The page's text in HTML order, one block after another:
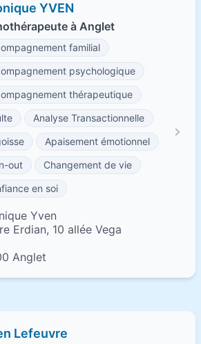
YVEN
à Anglet
familial
psychologique
thérapeutique
Analyse Transactionnelle
Apaisement émotionnel
out
Changement de vie
en soi
Yven
Erdian, 10 allée Vega
Anglet
Lefeuvre